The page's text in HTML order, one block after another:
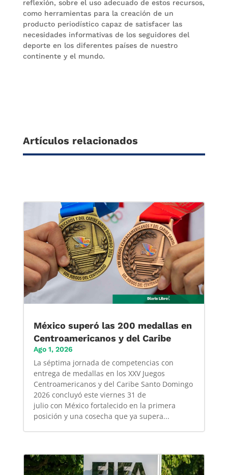
reflexión, sobre el uso adecuado de estos recursos,
como herramientas para la creación de un
producto periodístico capaz de satisfacer las
necesidades informativas de los seguidores del
deporte en los diferentes países de nuestro
continente y el mundo.
Artículos relacionados
México superó las 200 medallas en
Centroamericanos y del Caribe
Ago 1, 2026
La séptima jornada de competencias con
entrega de medallas en los XXV Juegos
Centroamericanos y del Caribe Santo Domingo
2026 concluyó este viernes 31 de
julio con México fortalecido en la primera
posición y una cosecha que ya supera...